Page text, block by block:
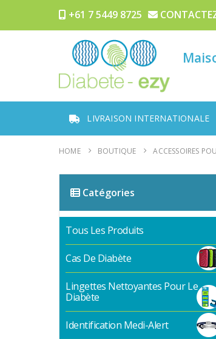
+61 7 5449 8725
LIVRAISON INTERNATIONALE
HOME BOUTIQUE ACCESSOIRES
Catégories
Tous Les Produits
Cas De Diabète
Lingettes Nettoyantes Pour Le
Diabète
Identification Medi-Alert